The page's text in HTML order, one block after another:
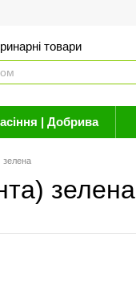
товари
| Добрива
зелена
зелена